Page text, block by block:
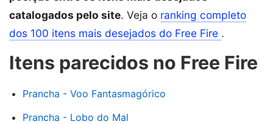
catalogados pelo site. Veja o ranking completo
dos 100 itens mais desejados do Free Fire .
Itens parecidos no Free Fire
Prancha - Voo Fantasmagórico
Prancha - Lobo do Mal